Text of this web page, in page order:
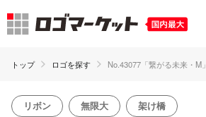
トップ ロゴを探す No.43077「繋がる未来・M」
リボン 無限大 架け橋